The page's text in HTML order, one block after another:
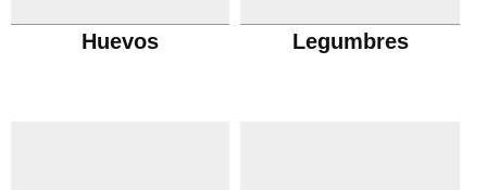
Huevos Legumbres